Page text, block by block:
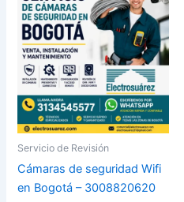
Servicio de Revisión
Cámaras de seguridad Wifi
en Bogotá – 3008820620